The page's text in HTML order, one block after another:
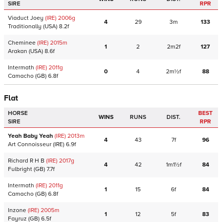
SIRE
RPR
Viaduct Joey (IRE) 2006g
Traditionally (USA) 8.2f
4 29 3m 133
Cheminee (IRE) 2015m
Arakan (USA) 8.6f
1 2 2m2f 127
Intermath (IRE) 2011g
Camacho (GB) 6.8f
0 4 2m½f 88
Flat
HORSE
SIRE
WINS RUNS DIST.
BEST
RPR
Yeah Baby Yeah (IRE) 2013m
Art Connoisseur (IRE) 6.9f
4 43 7f 96
Richard R H B (IRE) 2017g
Fulbright (GB) 7.7f
4 42 1m1½f 84
Intermath (IRE) 2011g
Camacho (GB) 6.8f
1 15 6f 84
Inzone (IRE) 2005m
Fayruz (GB) 6.5f
1 12 5f 83